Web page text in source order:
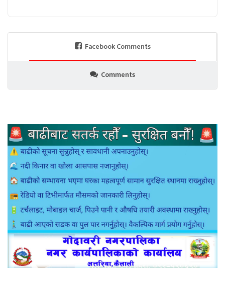
Facebook Comments
Comments